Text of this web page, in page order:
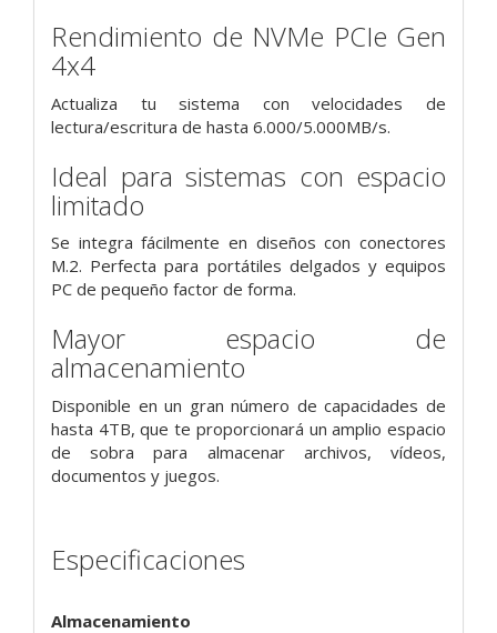
Rendimiento de NVMe PCIe Gen
4x4
Actualiza tu sistema con velocidades de
lectura/escritura de hasta 6.000/5.000MB/s.
Ideal para sistemas con espacio
limitado
Se integra fácilmente en diseños con conectores
M.2. Perfecta para portátiles delgados y equipos
PC de pequeño factor de forma.
Mayor espacio de
almacenamiento
Disponible en un gran número de capacidades de
hasta 4TB, que te proporcionará un amplio espacio
de sobra para almacenar archivos, vídeos,
documentos y juegos.
Especificaciones
Almacenamiento